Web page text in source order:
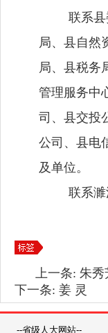
联系
局、县自然
局、县税务
管理服务中
司、县交投
公司、县电
及单位。
联系濉
上一条: 朱秀
下一条: 姜 灵